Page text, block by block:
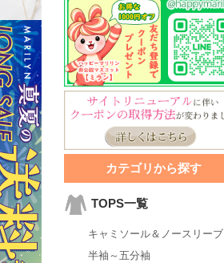
カテゴリから探す
TOPS一覧
キャミソール＆ノースリーブ
半袖～五分袖